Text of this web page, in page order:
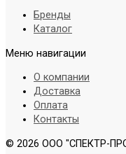
Бренды
Каталог
Меню навигации
О компании
Доставка
Оплата
Контакты
© 2026 ООО "СПЕКТР-